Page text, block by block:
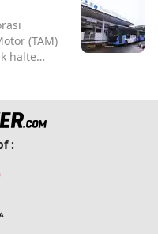
(TAM)
halte
: